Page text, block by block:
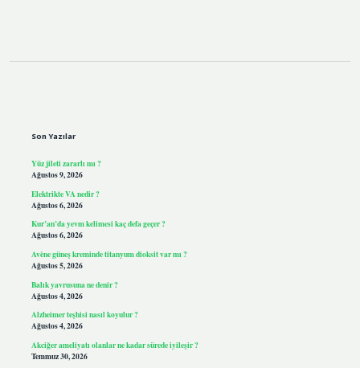
Son Yazılar
Yüz jileti zararlı mı ?
Ağustos 9, 2026
Elektrikte VA nedir ?
Ağustos 6, 2026
Kur’an’da yevm kelimesi kaç defa geçer ?
Ağustos 6, 2026
Avène güneş kreminde titanyum dioksit var mı ?
Ağustos 5, 2026
Balık yavrusuna ne denir ?
Ağustos 4, 2026
Alzheimer teşhisi nasıl koyulur ?
Ağustos 4, 2026
Akciğer ameliyatı olanlar ne kadar sürede iyileşir ?
Temmuz 30, 2026